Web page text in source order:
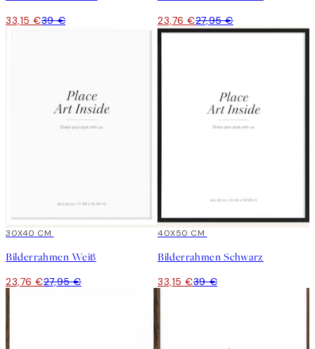
33,15 €39 € 23,76 €27,95 €
15%*
30X40 CM
Bilderrahmen Weiß
23,76 €27,95 €
15%*
40X50 CM
Bilderrahmen Schwarz
33,15 €39 €